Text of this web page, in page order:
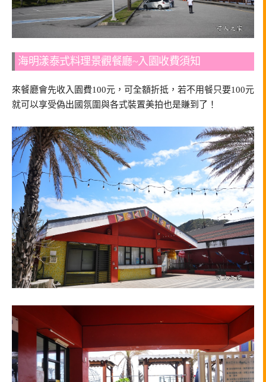
海明漾泰式料理景觀餐廳~入園收費須知
來餐廳會先收入園費100元，可全額折抵，若不用餐只要100元
就可以享受偽出國氛圍與各式裝置美拍也是賺到了！